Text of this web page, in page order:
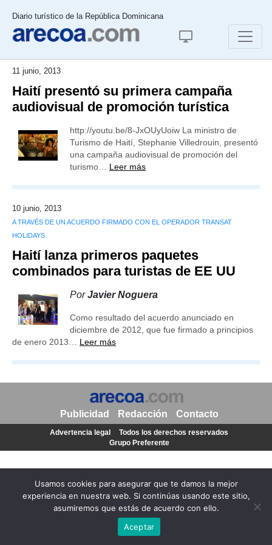
Diario turístico de la República Dominicana
11 junio, 2013
Haití presentó su primera campaña
audiovisual de promoción turística
http://youtu.be/8-JxOUyUoiw La ministro de
Turismo de Haití, Stephanie Villedrouin, presentó
una campaña audiovisual de promoción del
turismo… Leer más
10 junio, 2013
A TRAVÉS DE UN ACUERDO FIRMADO CON EL OPERADOR TRANSAT
HOLIDAYS
Haití lanza primeros paquetes
combinados para turistas de EE UU
PorJavier Noguera
Como resultado del acuerdo anunciado en
diciembre de 2012, que fue firmado a principios
de enero 2013… Leer más
Usamos cookies para asegurar que te damos la mejor
experiencia en nuestra web. Si continúas usando este sitio,
asumiremos que estás de acuerdo con ello.
Aceptar
Publicidad Redacción Contacto
Advertencia legal
Todos los derechos reservados
Grupo Preferente